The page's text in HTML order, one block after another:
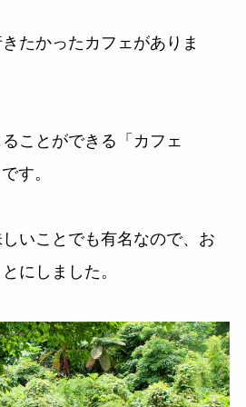
たかったカフェがありま
ことができる「カフェ
す。
いことでも有名なので、お
にしました。